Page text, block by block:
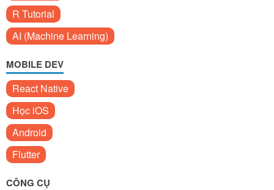
R Tutorial
AI (Machine Learning)
MOBILE DEV
React Native
Học iOS
Android
Flutter
CÔNG CỤ